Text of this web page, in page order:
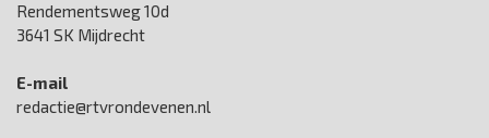
Rendementsweg 10d
3641 SK Mijdrecht
E-mail
redactie@rtvrondevenen.nl